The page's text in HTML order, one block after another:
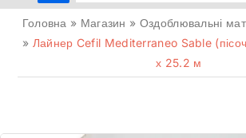
Головна » Магазин » Оздоблювальні
» Лайнер Cefil Mediterraneo Sable
х 25.2 м